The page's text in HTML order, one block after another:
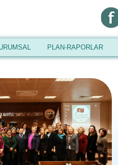
PLAN-RAPORLAR